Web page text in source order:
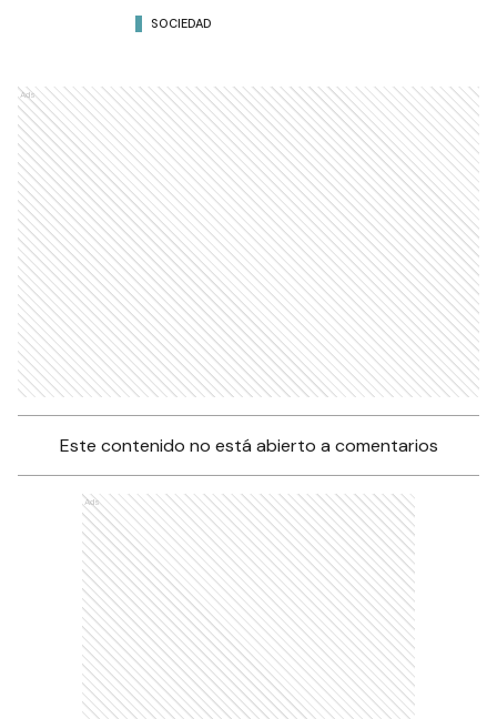
SOCIEDAD
Ads
Este contenido no está abierto a comentarios
Ads